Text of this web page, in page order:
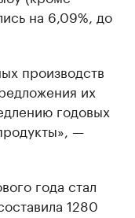
на 6,09%, до
производств
их
годовых
—
года стал
1280